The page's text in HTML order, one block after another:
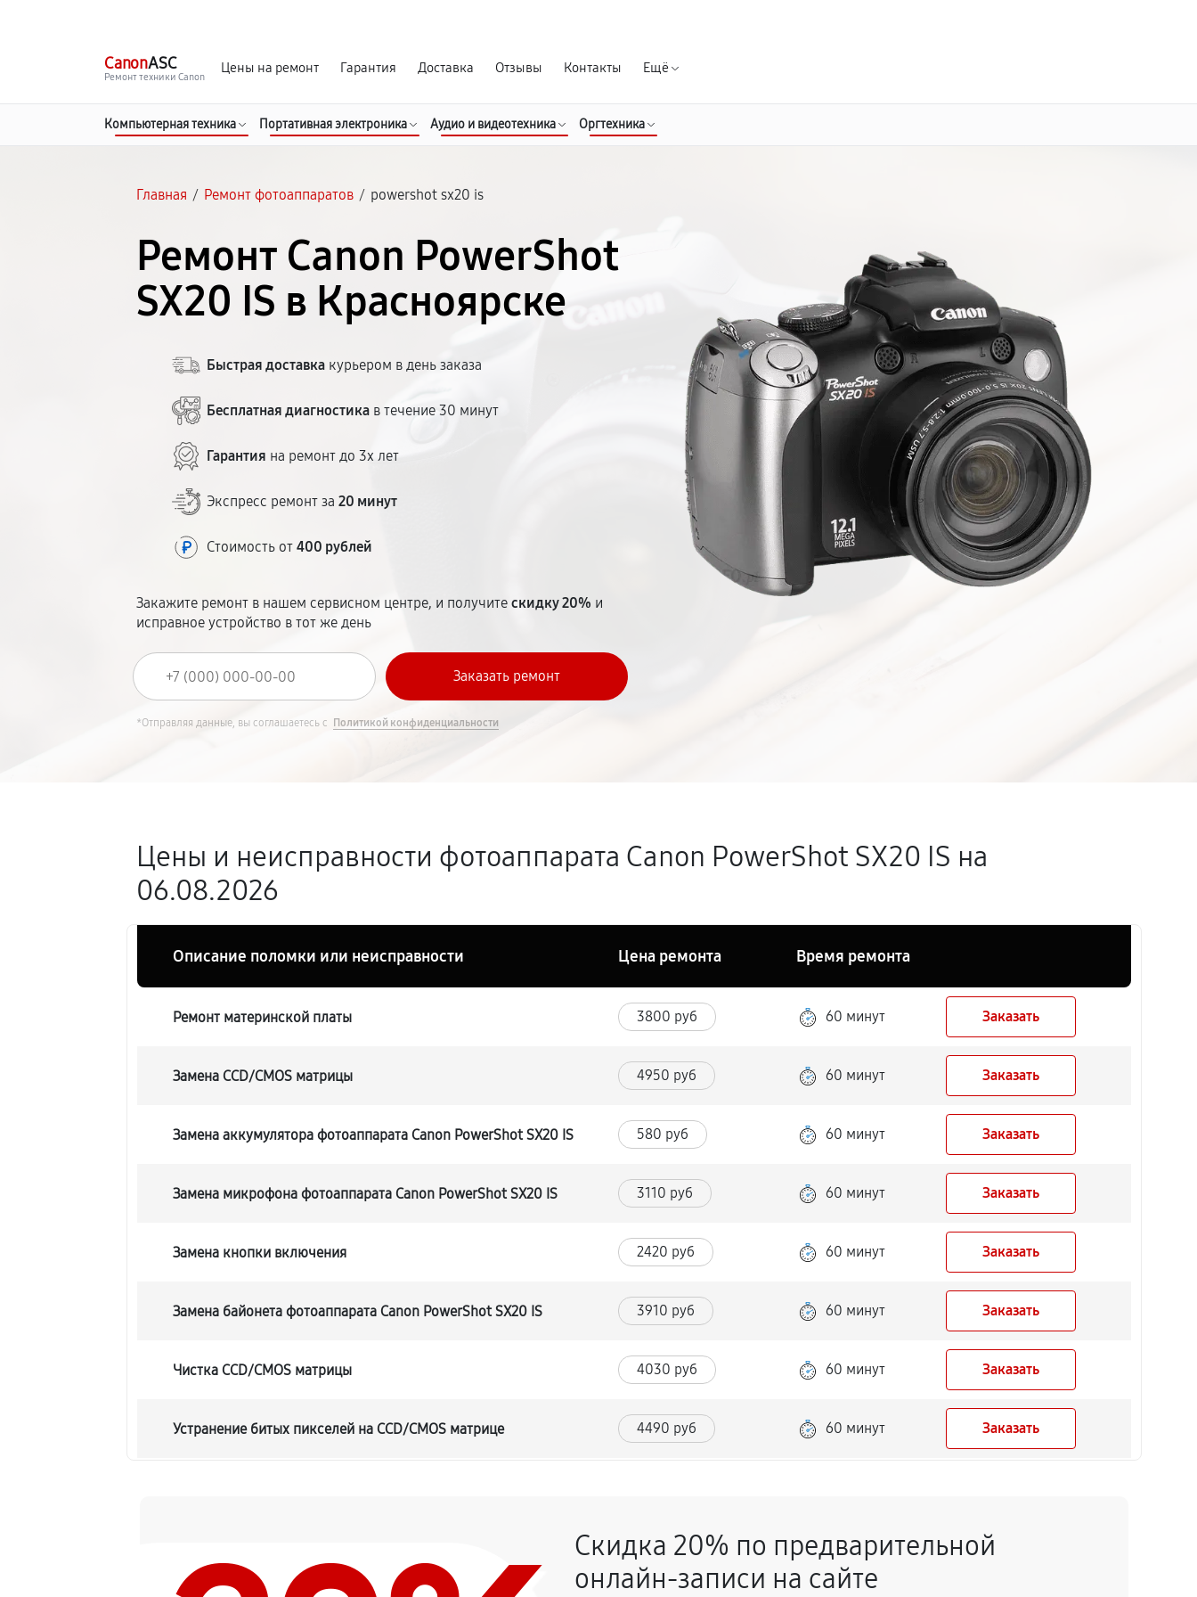
CanonASC
Ремонт техники Canon
Цены на ремонт Гарантия Доставка Отзывы Контакты Ещё
Компьютерная техника Портативная электроника Аудио и видеотехника Оргтехника
Главная / Ремонт фотоаппаратов / powershot sx20 is
Ремонт Canon PowerShot
SX20 IS в Красноярске
Быстрая доставка курьером в день заказа
Бесплатная диагностика в течение 30 минут
Гарантия на ремонт до 3х лет
Экспресс ремонт за20 минут
Стоимость от400 рублей
Закажите ремонт в нашем сервисном центре, и получитескидку 20% и
исправное устройство в тот же день
*Отправляя данные, вы соглашаетесь с Политикой конфиденциальности
Цены и неисправности фотоаппарата Canon PowerShot SX20 IS на
06.08.2026
Описание поломки или неисправности Цена ремонта Время ремонта
Ремонт материнской платы 3800 руб 60 минут Заказать
Замена CCD/CMOS матрицы 4950 руб 60 минут Заказать
Замена аккумулятора фотоаппарата Canon PowerShot SX20 IS 580 руб 60 минут Заказать
Замена микрофона фотоаппарата Canon PowerShot SX20 IS 3110 руб 60 минут Заказать
Замена кнопки включения 2420 руб 60 минут Заказать
Замена байонета фотоаппарата Canon PowerShot SX20 IS 3910 руб 60 минут Заказать
Чистка CCD/CMOS матрицы 4030 руб 60 минут Заказать
Устранение битых пикселей на CCD/CMOS матрице 4490 руб 60 минут Заказать
3800 руб 60 минут Заказать
Скидка 20% по предварительной
онлайн-записи на сайте